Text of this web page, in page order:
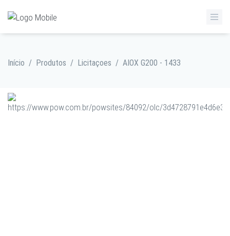
Início / Produtos / Licitaçoes / AIOX G200 - 1433